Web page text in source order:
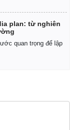
plan: từ nghiên
quan trọng để lập